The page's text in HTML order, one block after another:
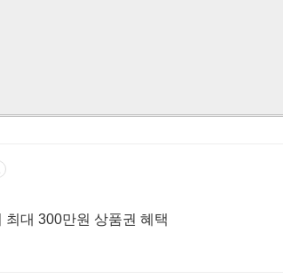
대 300만원 상품권 혜택